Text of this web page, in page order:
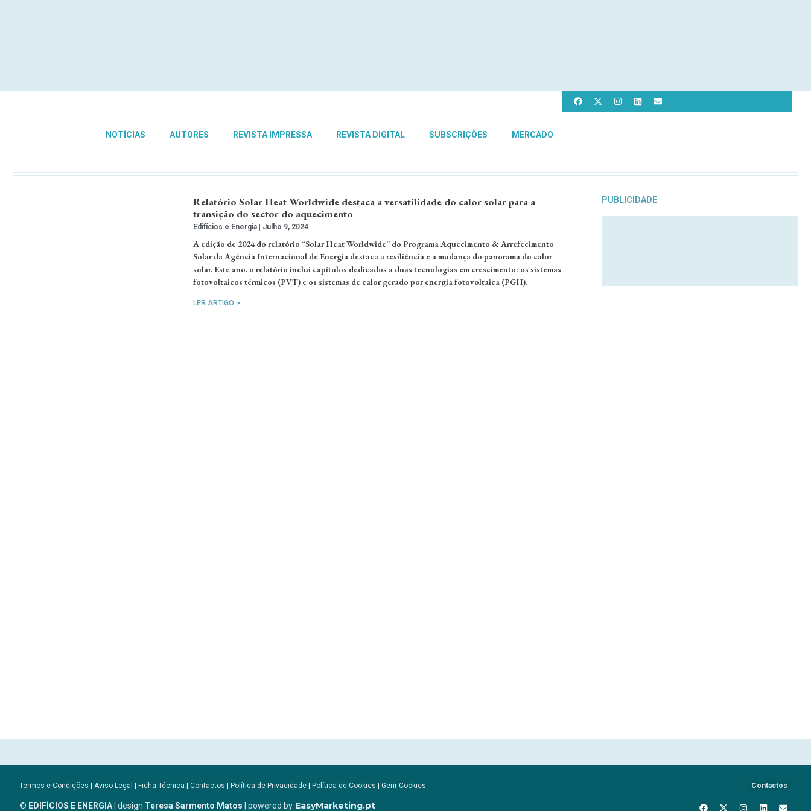
NOTÍCIAS AUTORES REVISTA IMPRESSA REVISTA DIGITAL SUBSCRIÇÕES MERCADO
Relatório Solar Heat Worldwide destaca a versatilidade do calor solar para a
transição do sector do aquecimento
Edifícios e Energia Julho 9, 2024
A edição de 2024 do relatório “Solar Heat Worldwide” do Programa Aquecimento & Arrefecimento
Solar da Agência Internacional de Energia destaca a resiliência e a mudança do panorama do calor
solar. Este ano, o relatório inclui capítulos dedicados a duas tecnologias em crescimento: os sistemas
fotovoltaicos térmicos (PVT) e os sistemas de calor gerado por energia fotovoltaica (PGH).
LER ARTIGO >
PUBLICIDADE
Termos e Condições | Aviso Legal | Ficha Técnica | Contactos | Política de Privacidade | Política de Cookies | Gerir Cookies
© EDIFÍCIOS E ENERGIA| design Teresa Sarmento Matos | powered by EasyMarketing.pt
Contactos